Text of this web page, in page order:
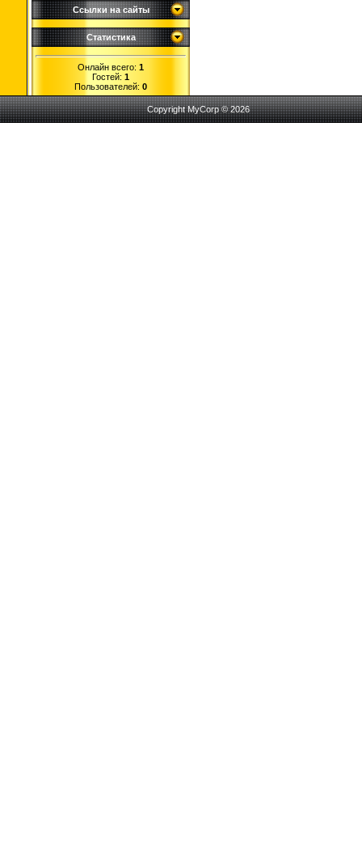
Ссылки на сайты
Статистика
Онлайн всего: 1
Гостей: 1
Пользователей: 0
Copyright MyCorp © 2026